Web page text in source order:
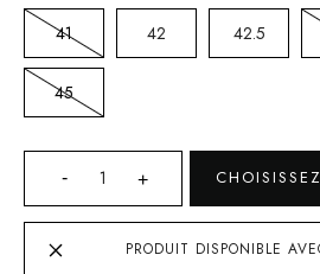
41 42 42.5
45
PRODUIT DISPONIBLE